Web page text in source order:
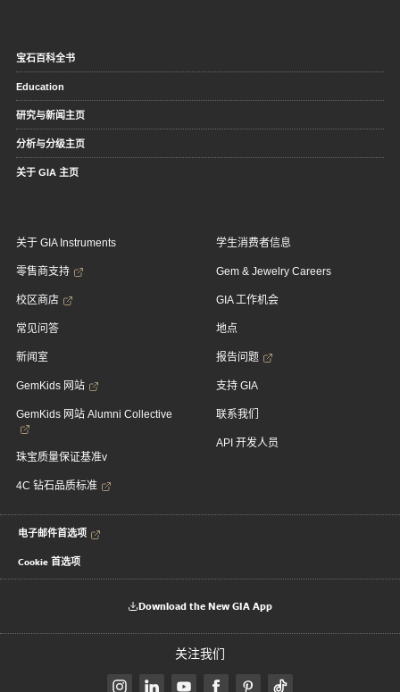
宝石百科全书
Education
研究与新闻主页
分析与分级主页
关于 GIA 主页
关于 GIA Instruments
零售商支持
校区商店
常见问答
新闻室
GemKids 网站
GemKids 网站 Alumni Collective
珠宝质量保证基准v
4C 钻石品质标准
学生消费者信息
Gem & Jewelry Careers
GIA 工作机会
地点
报告问题
支持 GIA
联系我们
API 开发人员
电子邮件首选项
Cookie 首选项
Download the New GIA App
关注我们